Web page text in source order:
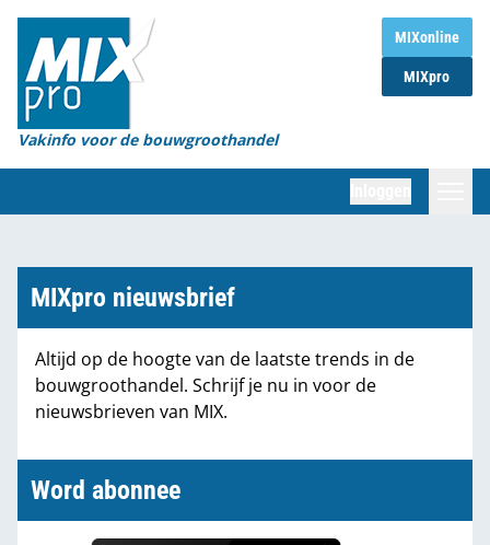
MIXonline
MIXpro
Vakinfo voor de bouwgroothandel
Home
Magazines
Organisaties
Marktcijfers
Partners
MIXpro nieuwsbrief
Altijd op de hoogte van de laatste trends in de
bouwgroothandel. Schrijf je nu in voor de
nieuwsbrieven van MIX.
Word abonnee